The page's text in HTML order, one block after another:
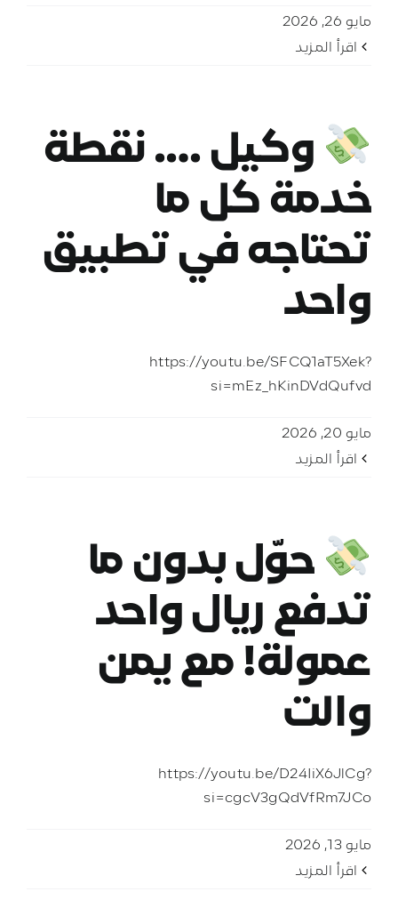
مايو 26, 2026
وكيل …. نقطة
خدمة كل ما
تحتاجه في تطبيق
واحد
https://youtu.be/SFCQ1aT5Xek?
si=mEz_hKinDVdQufvd
مايو 20, 2026
حوّل بدون ما
تدفع ريال واحد
عمولة! مع يمن
والت
https://youtu.be/D24IiX6JlCg?
si=cgcV3gQdVfRm7JCo
مايو 13, 2026